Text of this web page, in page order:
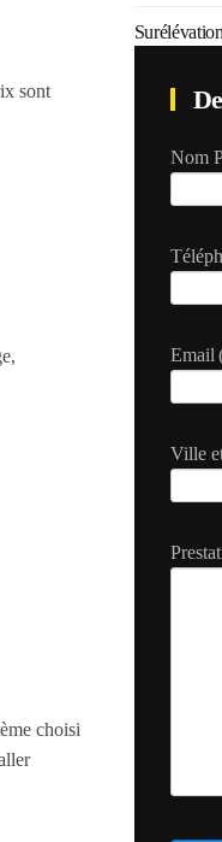
sont
choisi
Surélévation
Nom
Email
Ville